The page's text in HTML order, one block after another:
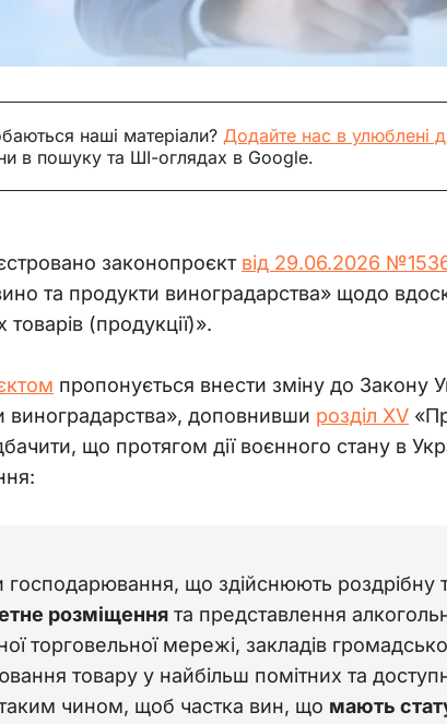
наші матеріали? Додайте нас в улюблені
в пошуку та ШІ-оглядах в Google.
законопроєкт від 29.06.2026
та продукти виноградарства» щодо
товарів (продукції)».
пропонується внести зміну до Закону
виноградарства», доповнивши розділ XV
що протягом дії воєнного стану в
господарювання, що здійснюють
розміщення та представлення
торговельної мережі, закладів
товару у найбільш помітних та
чином, щоб частка вин, що мають